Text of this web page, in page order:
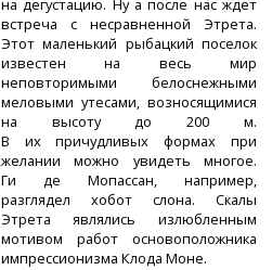
на дегустацию. Ну а после нас ждет
встреча с несравненной Этрета.
Этот маленький рыбацкий поселок
известен на весь мир
неповторимыми белоснежными
меловыми утесами, возносящимися
на высоту до 200 м.
В их причудливых формах при
желании можно увидеть многое.
Ги де Мопассан, например,
разглядел хобот слона. Скалы
Этрета являлись излюбленным
мотивом работ основоположника
импрессионизма Клода Моне.